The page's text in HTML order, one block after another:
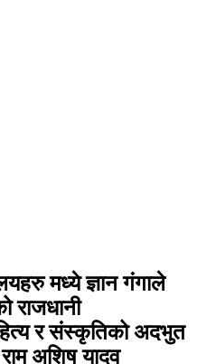
मध्ये ज्ञान गंगाले
राजधानी
र संस्कृतिको अदभुत
अशिष यादव